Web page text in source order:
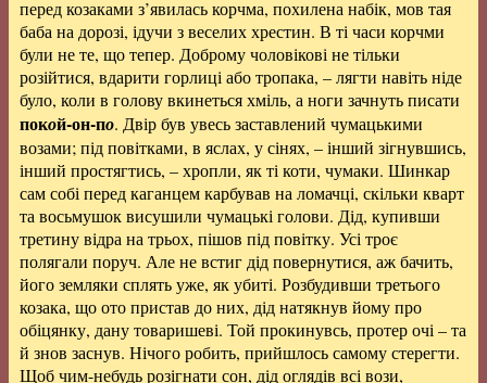
перед козаками з’явилась корчма, похилена набік, мов тая
баба на дорозі, ідучи з веселих хрестин. В ті часи корчми
були не те, що тепер. Доброму чоловікові не тільки
розійтися, вдарити горлиці або тропака, – лягти навіть ніде
було, коли в голову вкинеться хміль, а ноги зачнуть писати
покой-он-по. Двір був увесь заставлений чумацькими
возами; під повітками, в яслах, у сінях, – інший зігнувшись,
інший простягтись, – хропли, як ті коти, чумаки. Шинкар
сам собі перед каганцем карбував на ломачці, скільки кварт
та восьмушок висушили чумацькі голови. Дід, купивши
третину відра на трьох, пішов під повітку. Усі троє
полягали поруч. Але не встиг дід повернутися, аж бачить,
його земляки сплять уже, як убиті. Розбудивши третього
козака, що ото пристав до них, дід натякнув йому про
обіцянку, дану товаришеві. Той прокинувсь, протер очі – та
й знов заснув. Нічого робить, прийшлось самому стерегти.
Щоб чим-небудь розігнати сон, дід оглядів всі вози,